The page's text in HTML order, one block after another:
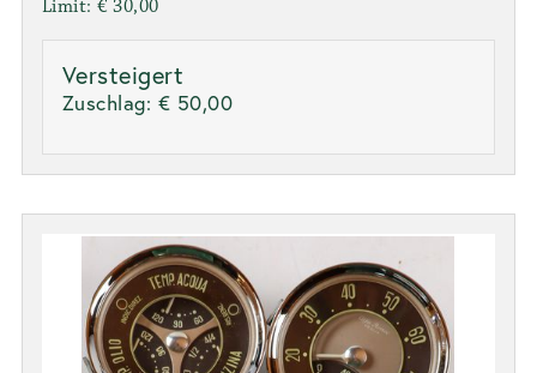
Limit: € 30,00
Versteigert
Zuschlag: € 50,00